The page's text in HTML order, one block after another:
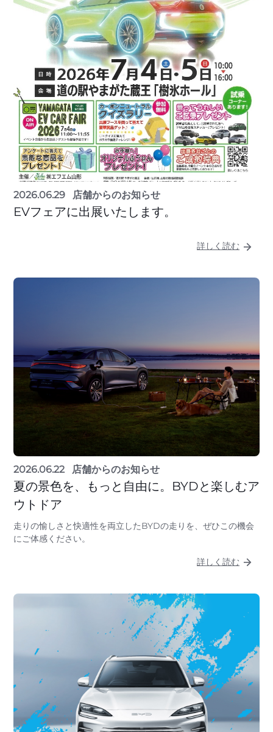
2026.06.29 店舗からのお知らせ
EVフェアに出展いたします。
詳しく読む
2026.06.22 店舗からのお知らせ
夏の景色を、もっと自由に。BYDと楽しむア
ウトドア
走りの愉しさと快適性を両立したBYDの走りを、ぜひこの機会
にご体感ください。
詳しく読む